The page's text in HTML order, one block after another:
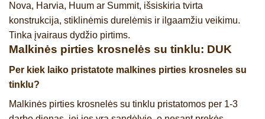
Nova, Harvia, Huum ar Summit, išsiskiria tvirta
konstrukcija, stiklinėmis durelėmis ir ilgaamžiu veikimu.
Tinka įvairaus dydžio pirtims.
Malkinės pirties krosnelės su tinklu: DUK
Per kiek laiko pristatote malkines pirties krosneles su
tinklu?
Malkinės pirties krosnelės su tinklu pristatomos per 1-3